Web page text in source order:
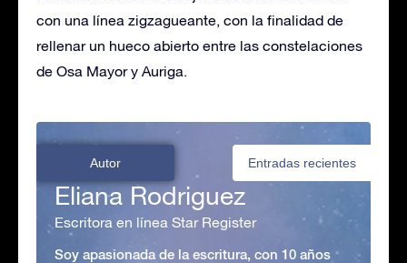
con una línea zigzagueante, con la finalidad de
rellenar un hueco abierto entre las constelaciones
de Osa Mayor y Auriga.
Autor Entradas recientes
Eliana Rodriguez
Escritora en línea Star Register
Soy apasionada de la escritura, con 10 años